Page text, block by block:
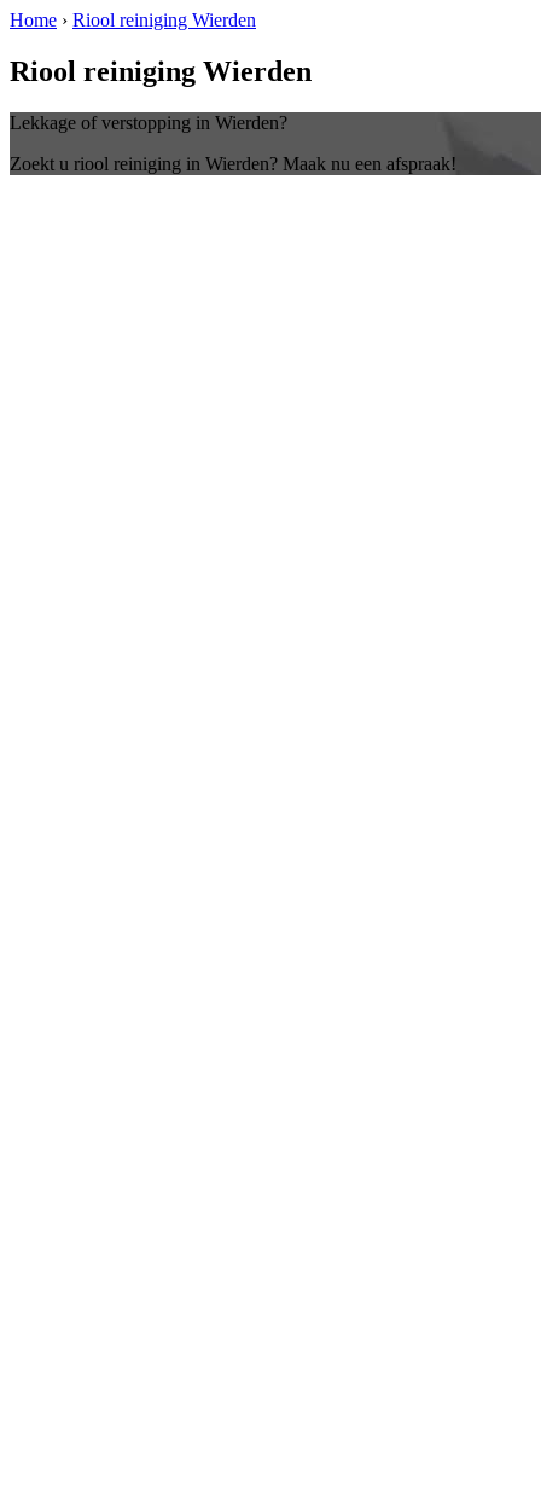
Home › Riool reiniging Wierden
Riool reiniging Wierden
Lekkage of verstopping in Wierden?
Zoekt u riool reiniging in Wierden? Maak nu een afspraak!